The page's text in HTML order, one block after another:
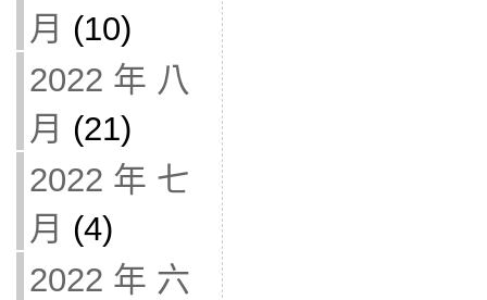
月 (10)
2022 年 八
月 (21)
2022 年 七
月 (4)
2022 年 六